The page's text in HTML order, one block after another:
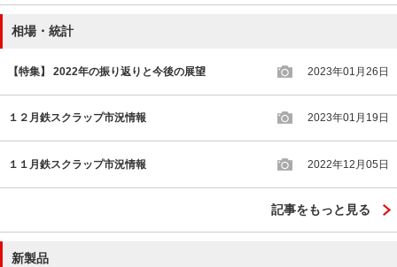
相場・統計
【特集】 2022年の振り返りと今後の展望 2023年01月26日
１２月鉄スクラップ市況情報 2023年01月19日
１１月鉄スクラップ市況情報 2022年12月05日
記事をもっと見る
新製品